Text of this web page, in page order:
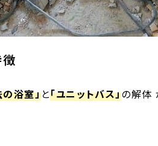
浴室」と「ユニットバス」の解体